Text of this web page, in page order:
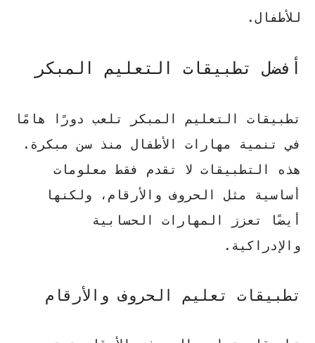
للأطفال.
أفضل تطبيقات التعليم المبكر
تطبيقات التعليم المبكر تلعب دورًا هامًا
في تنمية مهارات الأطفال منذ سن مبكرة.
هذه التطبيقات لا تقدم فقط معلومات
أساسية مثل الحروف والأرقام، ولكنها
أيضًا تعزز المهارات الحسابية
والإدراكية.
تطبيقات تعليم الحروف والأرقام